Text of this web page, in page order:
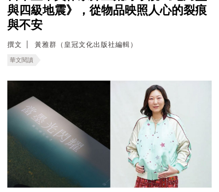
與四級地震》，從物品映照人心的裂痕
與不安
撰文 黃雅群（皇冠文化出版社編輯）
華文閱讀